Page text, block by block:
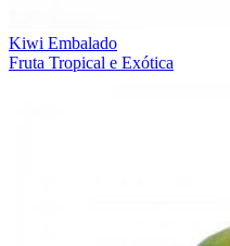
Kiwi Embalado
Fruta Tropical e Exótica